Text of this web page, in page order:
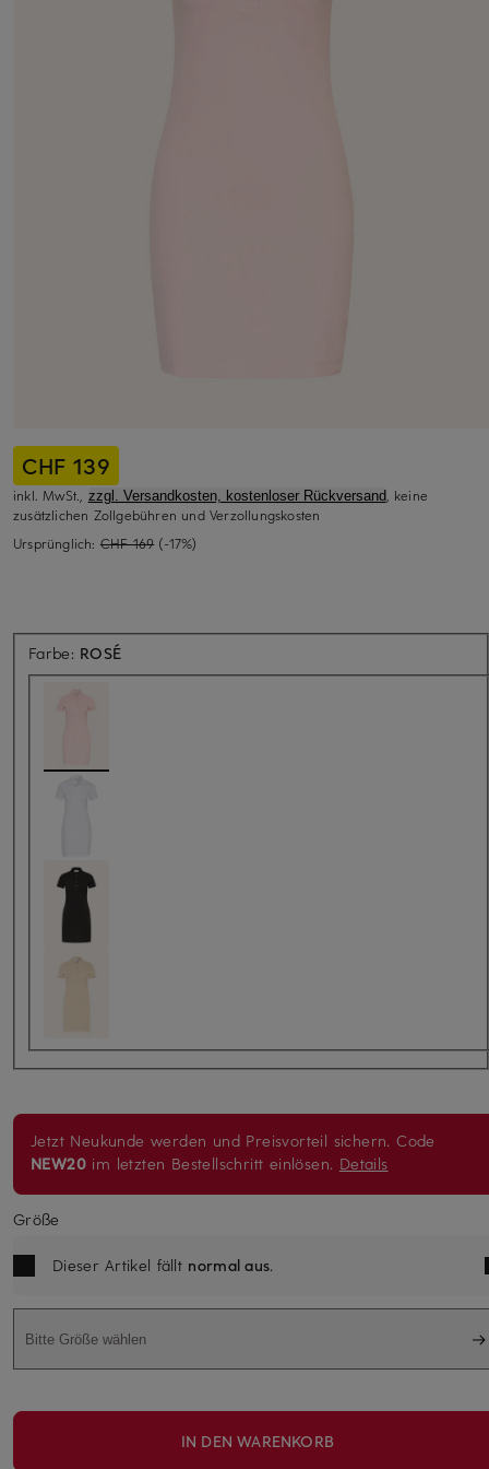
CHF 139
inkl. MwSt., zzgl. Versandkosten, kostenloser Rückversand, keine
zusätzlichen Zollgebühren und Verzollungskosten
Ursprünglich: CHF 169 (-17%)
Farbe: ROSÉ
Jetzt Neukunde werden und Preisvorteil sichern. Code
NEW20 im letzten Bestellschritt einlösen. Details
Größe
Dieser Artikel fällt normal aus.
Bitte Größe wählen
IN DEN WARENKORB